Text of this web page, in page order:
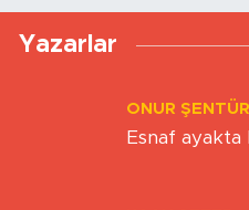
Yazarlar
ONUR
Esnaf ayakta